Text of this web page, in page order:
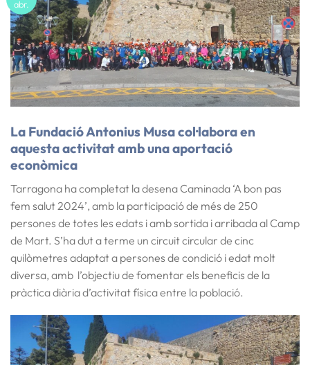
abr.
La Fundació Antonius Musa col·labora en
aquesta activitatamb una aportació
econòmica
Tarragona ha completat la desena Caminada ‘A bon pas
fem salut 2024’, amb la participació de més de 250
persones de totes les edats i amb sortida i arribada al Camp
de Mart. S’ha dut a terme un circuit circular de cinc
quilòmetres adaptat a persones de condició i edat molt
diversa, amb l’objectiu de fomentar els beneficis de la
pràctica diària d’activitat física entre la població.